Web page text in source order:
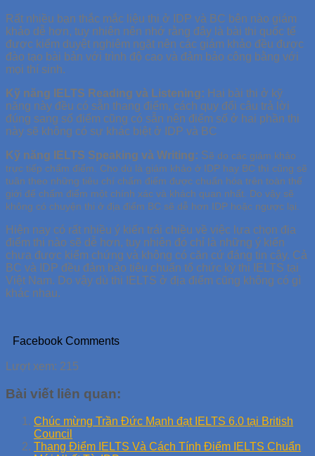
Rất nhiều bạn thắc mắc liệu thi ở IDP và BC bên nào giám
khảo dễ hơn, tuy nhiên nên nhớ rằng đây là bài thi quốc tế
được kiểm duyệt nghiêm ngặt nên các giám khảo đều được
đào tạo bài bản với trình độ cao và đảm bảo công bằng với
mọi thí sinh.
Kỹ năng IELTS Reading và Listening: Hai bài thi ở kỹ
năng này đều có sẵn thang điểm, cách quy đổi câu trả lời
đúng sang số điểm cũng có sẵn nên điểm số ở hai phần thi
này sẽ không có sự khác biệt ở IDP và BC
Kỹ năng IELTS Speaking và Writing: Sẽ do các giám khảo
trực tiếp chấm điểm. Cho dù là giám khảo ở IDP hay BC thì cũng sẽ
tuân theo những tiêu chí chấm điểm được chuẩn hóa trên toàn thế
giới để chấm điểm một chính xác và khách quan nhất. Do vậy sẽ
không có chuyện thi ở địa điểm BC sẽ dễ hơn IDP hoặc ngược lại.
Hiện nay có rất nhiều ý kiến trái chiều về việc lựa chọn địa
điểm thi nào sẽ dễ hơn, tuy nhiên đó chỉ là những ý kiến
chưa được kiểm chứng và không có căn cứ đáng tin cậy. Cả
BC và IDP đều đảm bảo tiêu chuẩn tổ chức kỳ thi IELTS tại
Việt Nam. Do vậy dù thi IELTS ở địa điểm cũng không có gì
khác nhau.
Facebook Comments
Lượt xem: 215
Bài viết liên quan:
Chúc mừng Trần Đức Mạnh đạt IELTS 6.0 tại British
Council
Thang Điểm IELTS Và Cách Tính Điểm IELTS Chuẩn